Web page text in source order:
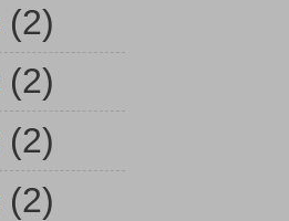
(2)
(2)
(2)
(2)